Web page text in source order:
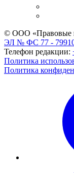
© ООО «Правовые
ЭЛ № ФС 77 -
Телефон редакции:
Политика
Политика